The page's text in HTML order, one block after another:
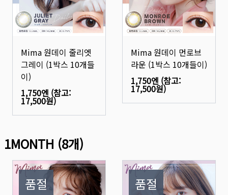
Mima 원데이 줄리엣
그레이 (1박스 10개들
이)
1,750엔 (참고:
17,500원)
Mima 원데이 먼로브
라운 (1박스 10개들이)
1,750엔 (참고:
17,500원)
1MONTH (8개)
품절 품절